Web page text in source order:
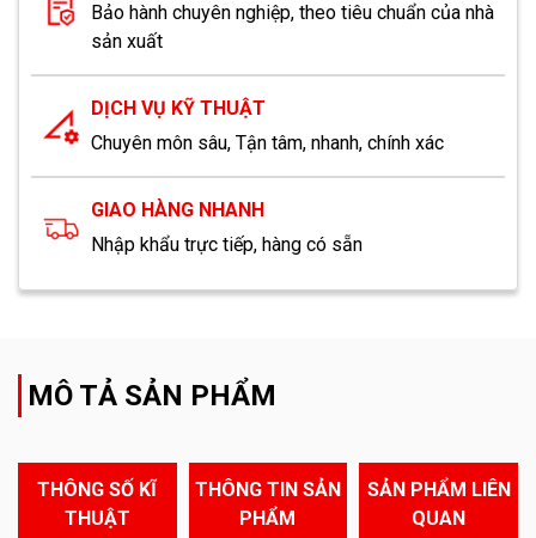
Bảo hành chuyên nghiệp, theo tiêu chuẩn của nhà
sản xuất
DỊCH VỤ KỸ THUẬT
Chuyên môn sâu, Tận tâm, nhanh, chính xác
GIAO HÀNG NHANH
Nhập khẩu trực tiếp, hàng có sẵn
MÔ TẢ SẢN PHẨM
THÔNG SỐ KĨ
THUẬT
THÔNG TIN SẢN
PHẨM
SẢN PHẨM LIÊN
QUAN